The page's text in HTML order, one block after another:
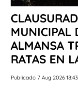
MUNICIPAL
ALMANSA
RATAS EN
Publicado 7 Aug 2026 18:43